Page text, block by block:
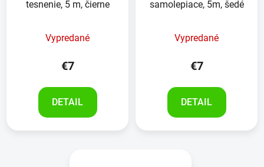
tesnenie, 5 m, čierne
Vypredané
€7
DETAIL
samolepiace, 5m, šedé
Vypredané
€7
DETAIL